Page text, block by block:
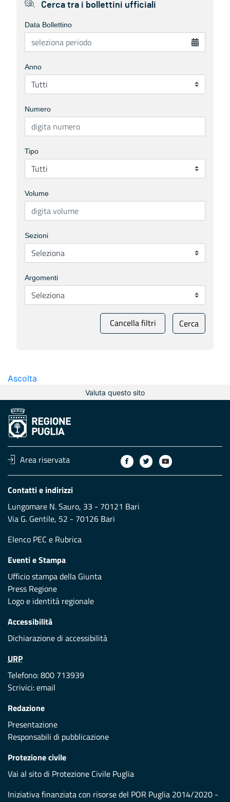
Cerca tra i bollettini ufficiali
Data Bollettino
Anno
Numero
Tipo
Volume
Sezioni
Argomenti
Cancella filtri Cerca
Ascolta
Valuta questo sito
Area riservata
Contatti e indirizzi
Lungomare N. Sauro, 33 - 70121 Bari
Via G. Gentile, 52 - 70126 Bari
Elenco PEC e Rubrica
Eventi e Stampa
Ufficio stampa della Giunta
Press Regione
Logo e identità regionale
Accessibilità
Dichiarazione di accessibilità
URP
Telefono: 800 713939
Scrivici:email
Redazione
Presentazione
Responsabili di pubblicazione
Protezione civile
Vai al sito di Protezione Civile Puglia
Iniziativa finanziata con risorse del POR Puglia 2014/2020 -